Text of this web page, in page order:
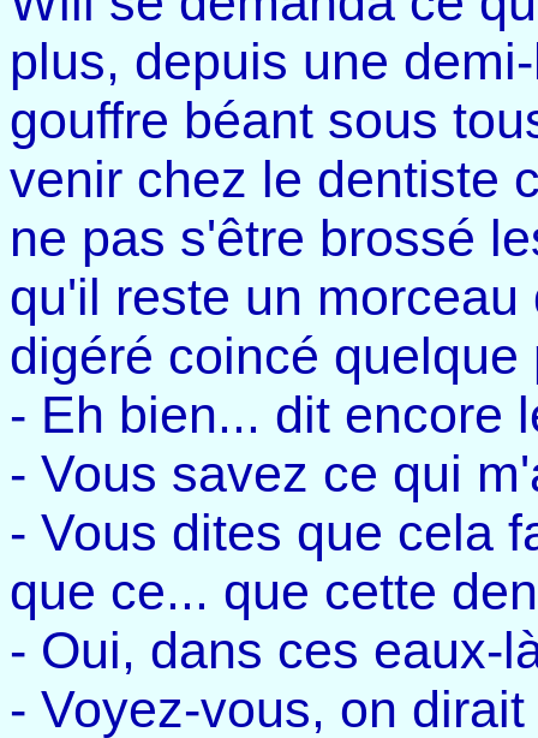
plus, depuis une
gouffre béant sous
venir chez le dentiste
ne pas s'être brossé
qu'il reste un
digéré coincé quelque
- Eh bien... dit encore
- Vous savez ce qui
- Vous dites que cela
que ce... que cette
- Oui, dans ces eaux-
- Voyez-vous, on